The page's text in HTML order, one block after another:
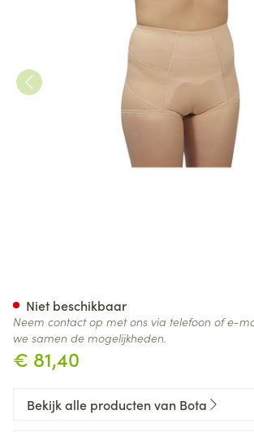
€ 81,40
Niet beschikbaar
Neem contact op met ons via telefoon of e-
we samen de mogelijkheden.
Bekijk alle producten van Bota